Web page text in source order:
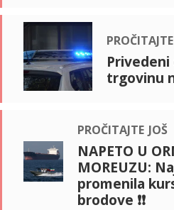
trgovinu
pročitajte još
NAPETO U
MOREUZU:
promenila
brodove ❗❗